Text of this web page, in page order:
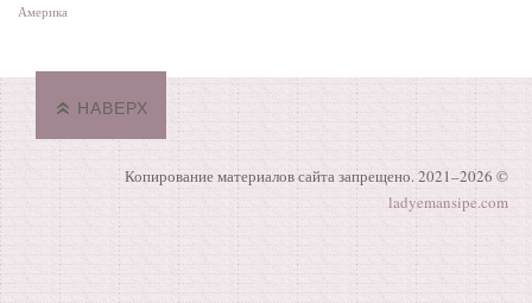
Америка
НАВЕРХ
Копирование материалов сайта запрещено. 2021–2026 ©
ladyemansipe.com